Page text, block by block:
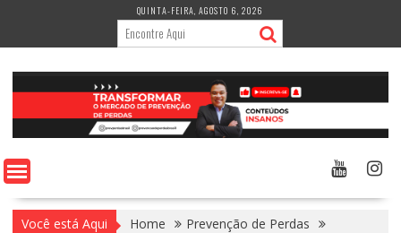
content
QUINTA-FEIRA, AGOSTO 6, 2026
Você está Aqui Home
Prevenção de Perdas